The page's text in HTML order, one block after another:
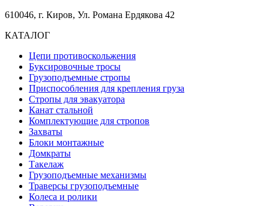
610046, г. Киров, Ул. Романа Ердякова 42
КАТАЛОГ
Цепи противоскольжения
Буксировочные тросы
Грузоподъемные стропы
Приспособления для крепления груза
Стропы для эвакуатора
Канат стальной
Комплектующие для стропов
Захваты
Блоки монтажные
Домкраты
Такелаж
Грузоподъемные механизмы
Траверсы грузоподъемные
Колеса и ролики